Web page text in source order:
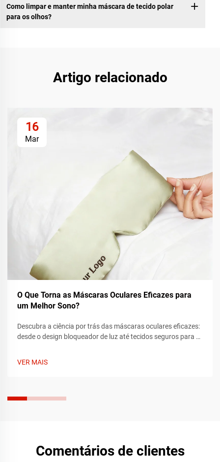
Como limpar e manter minha máscara de tecido polar
para os olhos?
Artigo relacionado
16
Mar
O Que Torna as Máscaras Oculares Eficazes para
um Melhor Sono?
Descubra a ciência por trás das máscaras oculares eficazes:
desde o design bloqueador de luz até tecidos seguros para a
VER MAIS
Comentários de clientes